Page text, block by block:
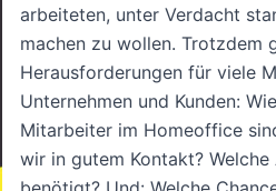
arbeiteten, unter Verdacht
machen zu wollen. Trotzdem
Herausforderungen für viele
Unternehmen und Kunden:
Mitarbeiter im Homeoffice
wir in gutem Kontakt?